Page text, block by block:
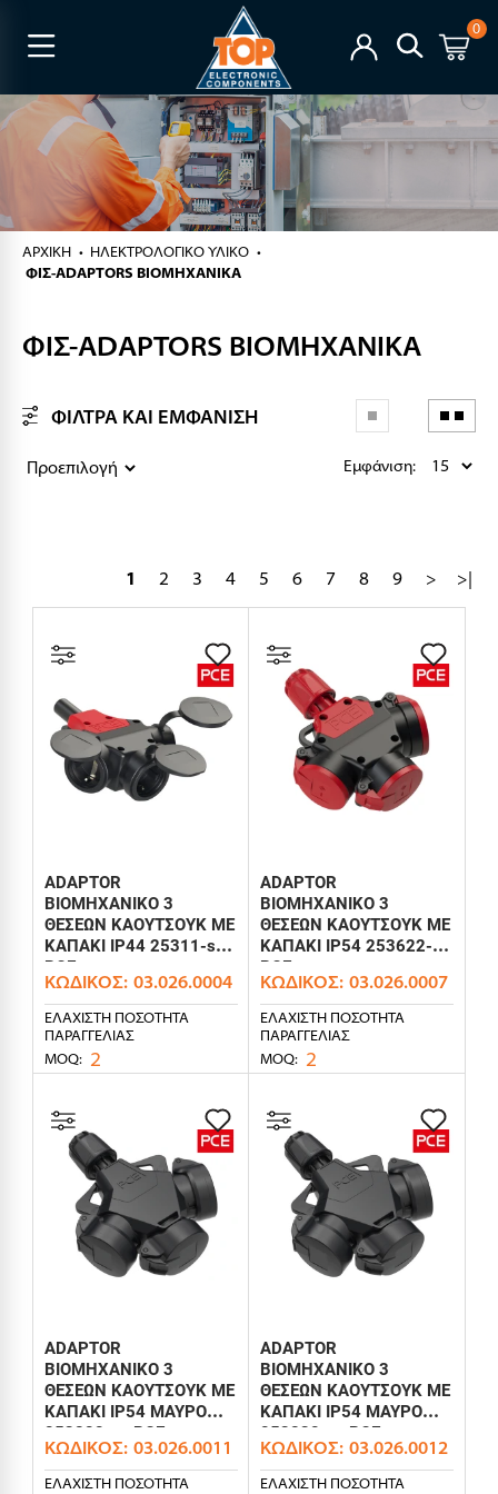
0
ΑΡΧΙΚΉ
ΗΛΕΚΤΡΟΛΟΓΙΚΟ ΥΛΙΚΟ
ΦΙΣ-ADAPTORS ΒΙΟΜΗΧΑΝΙΚΑ
ΦΙΣ-ADAPTORS ΒΙΟΜΗΧΑΝΙΚΑ
ΦΙΛΤΡΑ ΚΑΙ ΕΜΦΑΝΙΣΗ
Εμφάνιση:
1 2 3 4 5 6 7 8 9 > >|
ADAPTOR
ΒΙΟΜΗΧΑΝΙΚΟ 3
ΘΕΣΕΩΝ ΚΑΟΥΤΣΟΥΚ ΜΕ
ΚΑΠΑΚΙ IP44 25311-s
PCE
ΚΩΔΙΚΌΣ: 03.026.0004
ΕΛΆΧΙΣΤΗ ΠΟΣΌΤΗΤΑ
ΠΑΡΑΓΓΕΛΊΑΣ
MOQ: 2
ADAPTOR
ΒΙΟΜΗΧΑΝΙΚΟ 3
ΘΕΣΕΩΝ ΚΑΟΥΤΣΟΥΚ ΜΕ
ΚΑΠΑΚΙ IP54 253622-s
PCE
ΚΩΔΙΚΌΣ: 03.026.0007
ΕΛΆΧΙΣΤΗ ΠΟΣΌΤΗΤΑ
ΠΑΡΑΓΓΕΛΊΑΣ
MOQ: 2
ADAPTOR
ΒΙΟΜΗΧΑΝΙΚΟ 3
ΘΕΣΕΩΝ ΚΑΟΥΤΣΟΥΚ ΜΕ
ΚΑΠΑΚΙ IP54 ΜΑΥΡΟ
253822-ss PCE
ΚΩΔΙΚΌΣ: 03.026.0011
ΕΛΆΧΙΣΤΗ ΠΟΣΌΤΗΤΑ
ADAPTOR
ΒΙΟΜΗΧΑΝΙΚΟ 3
ΘΕΣΕΩΝ ΚΑΟΥΤΣΟΥΚ ΜΕ
ΚΑΠΑΚΙ IP54 ΜΑΥΡΟ
253832-ss PCE
ΚΩΔΙΚΌΣ: 03.026.0012
ΕΛΆΧΙΣΤΗ ΠΟΣΌΤΗΤΑ